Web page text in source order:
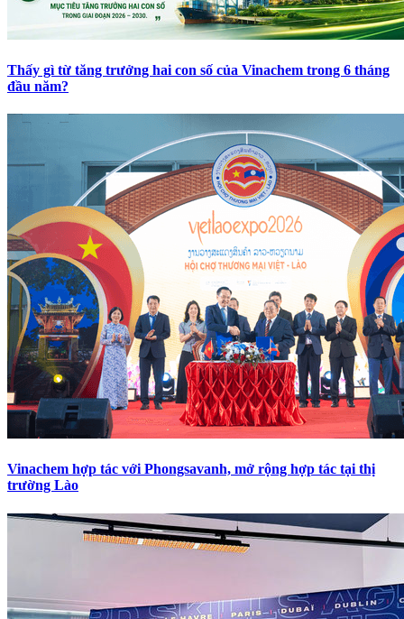
Thấy gì từ tăng trưởng hai con số của Vinachem trong 6 tháng
đầu năm?
Vinachem hợp tác với Phongsavanh, mở rộng hợp tác tại thị
trường Lào